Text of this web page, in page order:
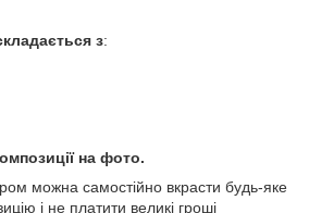
з:
на фото.
можна самостійно вкрасти будь-яке
і не платити великі гроші